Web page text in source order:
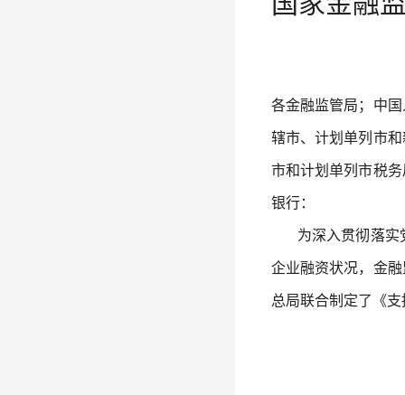
各金融监管局；中
辖市、计划单列市
市和计划单列市税
银行：
为深入贯彻落实党
企业融资状况，金
总局联合制定了《